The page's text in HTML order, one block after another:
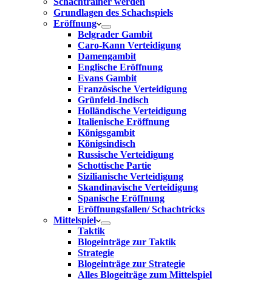
Grundlagen des Schachspiels
Eröffnung
Belgrader Gambit
Caro-Kann Verteidigung
Damengambit
Englische Eröffnung
Evans Gambit
Französische Verteidigung
Grünfeld-Indisch
Holländische Verteidigung
Italienische Eröffnung
Königsgambit
Königsindisch
Russische Verteidigung
Schottische Partie
Sizilianische Verteidigung
Skandinavische Verteidigung
Spanische Eröffnung
Eröffnungsfallen/ Schachtricks
Mittelspiel
Taktik
Blogeinträge zur Taktik
Strategie
Blogeinträge zur Strategie
Alles Blogeiträge zum Mittelspiel